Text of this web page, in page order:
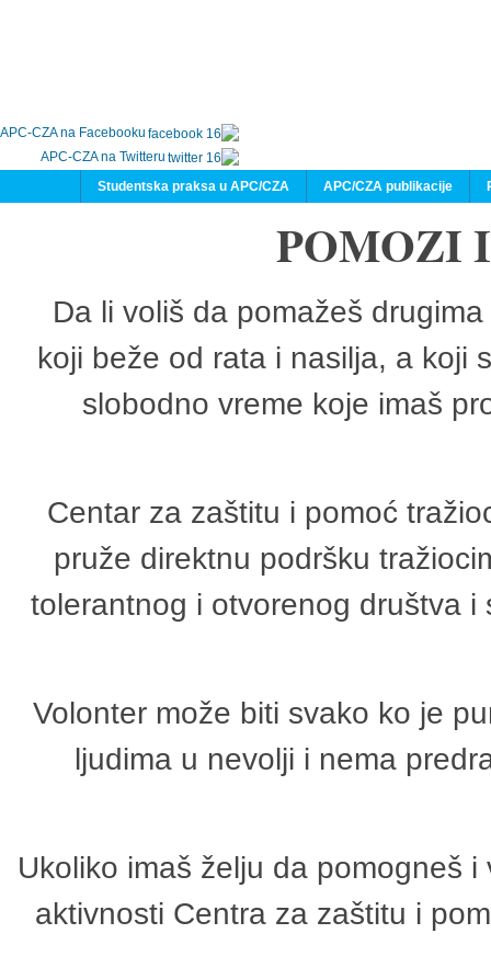
APC-CZA na Facebooku
APC-CZA na Twitteru
APC/CZA publikacije
Studentska praksa u APC/CZA
POMOZI
Da li voliš da pomažeš
koji beže od rata i nasilja, a koji
slobodno vreme koje imaš
Centar za zaštitu i pomoć
pruže direktnu podršku
tolerantnog i otvorenog društva
Volonter može biti svako ko je
ljudima u nevolji i nema
Ukoliko imaš želju da pomogneš
aktivnosti Centra za zaštitu i